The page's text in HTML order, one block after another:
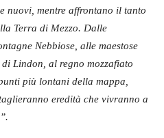
nuovi, mentre affrontano il tanto
Terra di Mezzo. Dalle
Nebbiose, alle maestose
Lindon, al regno mozzafiato
più lontani della mappa,
eredità che vivranno a